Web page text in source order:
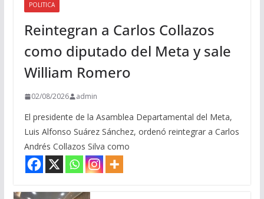
POLITICA
Reintegran a Carlos Collazos
como diputado del Meta y sale
William Romero
02/08/2026 admin
El presidente de la Asamblea Departamental del Meta,
Luis Alfonso Suárez Sánchez, ordenó reintegrar a Carlos
Andrés Collazos Silva como